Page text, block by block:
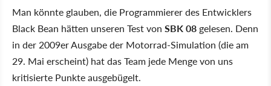
Man könnte glauben, die Programmierer des Entwicklers
Black Bean hätten unseren Test von SBK 08 gelesen. Denn
in der 2009er Ausgabe der Motorrad-Simulation (die am
29. Mai erscheint) hat das Team jede Menge von uns
kritisierte Punkte ausgebügelt.